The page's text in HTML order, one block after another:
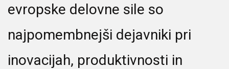
evropske delovne sile so
najpomembnejši dejavniki pri
inovacijah, produktivnosti in